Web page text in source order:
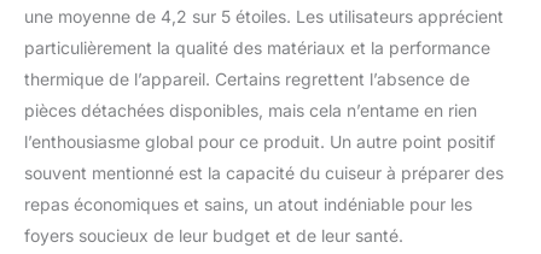
une moyenne de 4,2 sur 5 étoiles. Les utilisateurs apprécient
particulièrement la qualité des matériaux et la performance
thermique de l’appareil. Certains regrettent l’absence de
pièces détachées disponibles, mais cela n’entame en rien
l’enthousiasme global pour ce produit. Un autre point positif
souvent mentionné est la capacité du cuiseur à préparer des
repas économiques et sains, un atout indéniable pour les
foyers soucieux de leur budget et de leur santé.